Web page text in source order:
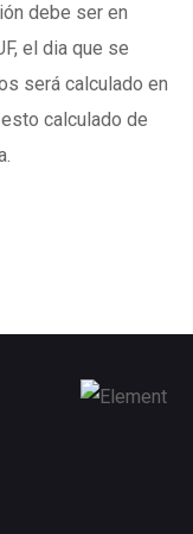
debe ser en
el dia que se
será calculado en
calculado de